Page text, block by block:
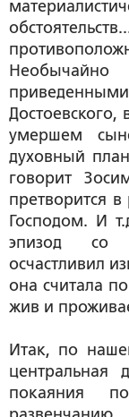
умершем
духовный
говорит
претворится
Господом. И
эпизод со
осчастливил
она считала
жив и
Итак, по
центральная
покаяния